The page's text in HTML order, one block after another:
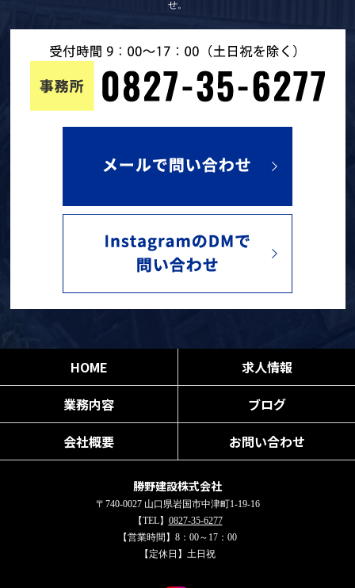
せ。
HOME
求人情報
業務内容
ブログ
会社概要
お問い合わせ
勝野建設株式会社
〒740-0027 山口県岩国市中津町1-19-16
【TEL】 0827-35-6277
【営業時間】8：00～17：00
【定休日】土日祝